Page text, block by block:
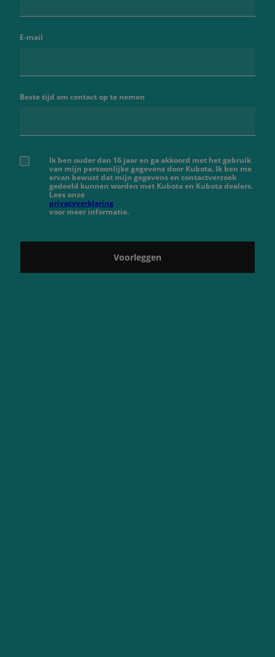
E-mail
Beste tijd om contact op te nemen
Ik ben ouder dan 16 jaar en ga akkoord met het gebruik
van mijn persoonlijke gegevens door Kubota. Ik ben me
ervan bewust dat mijn gegevens en contactverzoek
gedeeld kunnen worden met Kubota en Kubota dealers.
Lees onze
privacyverklaring
voor meer informatie.
Voorleggen